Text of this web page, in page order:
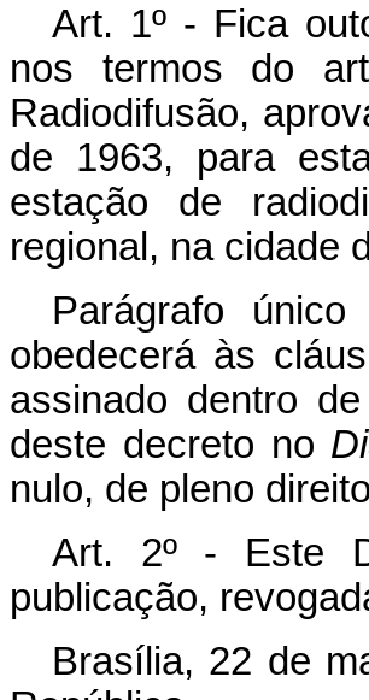
Art. 1º - Fica
nos termos do
Radiodifusão,
de 1963, para
estação de
regional, na cidade
Parágrafo
obedecerá às
assinado dentro
deste decreto no
nulo, de pleno
Art. 2º - Este
publicação,
Brasília, 22 de